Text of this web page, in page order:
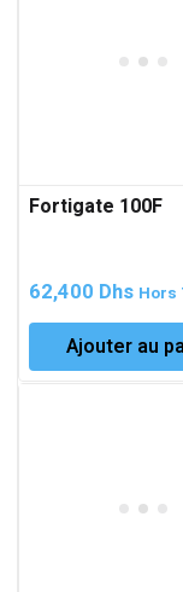
Fortigate 100F
62,400 Dhs Hors
Ajouter au